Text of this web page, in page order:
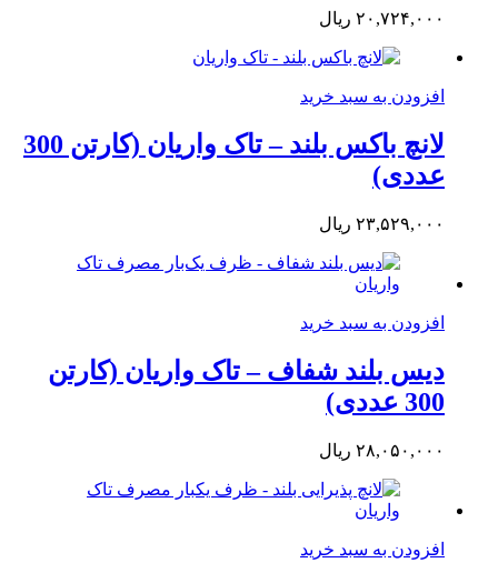
۲۰,۷۲۴,۰۰۰ ریال
افزودن به سبد خرید
لانچ باکس بلند – تاک واریان (کارتن 300
عددی)
۲۳,۵۲۹,۰۰۰ ریال
افزودن به سبد خرید
دیس بلند شفاف – تاک واریان (کارتن
300 عددی)
۲۸,۰۵۰,۰۰۰ ریال
افزودن به سبد خرید